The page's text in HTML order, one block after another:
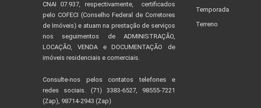
CNAI 07.937, respectivamente, certificados
pelo COFECI (Conselho Federal de Corretores
de Imóveis) e atuam na prestação de serviços
nos seguimentos de ADMINISTRAÇÃO,
LOCAÇÃO, VENDA e DOCUMENTAÇÃO de
imóveis residenciais e comerciais.
Consulte-nos pelos contatos telefones e
redes sociais. (71) 3383-6527, 98555-7221
(Zap), 98714-2943 (Zap)
Temporada
Terreno